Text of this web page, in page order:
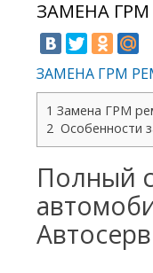
ЗАМЕНА
ЗАМЕНА ГРМ
1 Замена ГРМ
2 Особенности
Полный